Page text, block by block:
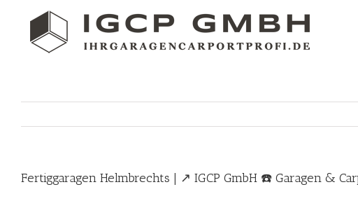
content
Fertiggaragen Helmbrechts | ↗️ IGCP GmbH ☎️ Garagen &